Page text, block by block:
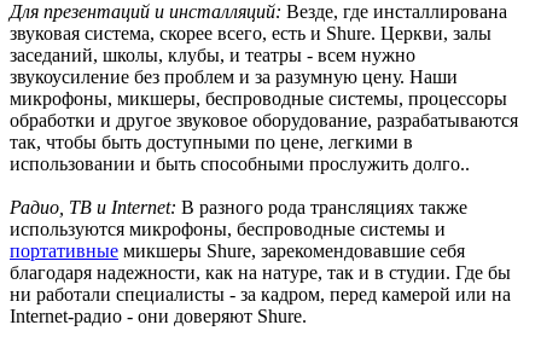
Для презентаций и инсталляций: Везде, где инсталлирована
звуковая система, скорее всего, есть и Shure. Церкви, залы
заседаний, школы, клубы, и театры - всем нужно
звукоусиление без проблем и за разумную цену. Наши
микрофоны, микшеры, беспроводные системы, процессоры
обработки и другое звуковое оборудование, разрабатываются
так, чтобы быть доступными по цене, легкими в
использовании и быть способными прослужить долго..
Радио, ТВ и Internet: В разного рода трансляциях также
используются микрофоны, беспроводные системы и
портативные микшеры Shure, зарекомендовавшие себя
благодаря надежности, как на натуре, так и в студии. Где бы
ни работали специалисты - за кадром, перед камерой или на
Internet-радио - они доверяют Shure.